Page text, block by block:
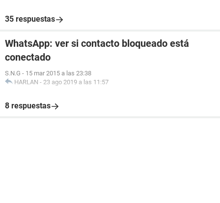
35 respuestas
WhatsApp: ver si contacto bloqueado está
conectado
S.N.G - 15 mar 2015 a las 23:38
HARLAN - 23 ago 2019 a las 11:57
8 respuestas